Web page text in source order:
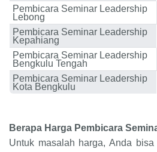
Pembicara Seminar Leadership
Lebong
Pembicara Seminar Leadership
Kepahiang
Pembicara Seminar Leadership
Bengkulu Tengah
Pembicara Seminar Leadership
Kota Bengkulu
Berapa Harga Pembicara
Untuk masalah harga, Anda